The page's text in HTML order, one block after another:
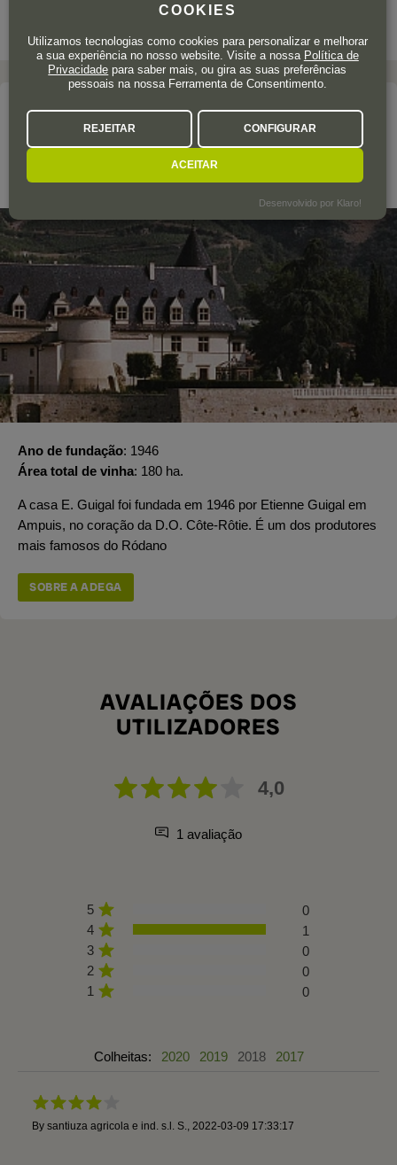
A adega
E. GUIGAL
Châteauneuf-du-Pape
Ano de fundação 1946
Área total de vinha 180 ha.
A casa E. Guigal foi fundada em 1946 por Etienne Guigal em
Ampuis, no coração da D.O. Côte-Rôtie. É um dos produtores
mais famosos do Ródano
SOBRE A ADEGA
AVALIAÇÕES DOS
UTILIZADORES
4,0
1 avaliação
5
0
4
1
3
0
2
0
1
0
Colheitas: 2020 2019 2018 2017
By santiuza agricola e ind. s.l. S. 2022-03-09 17:33:17
COOKIES
Utilizamos tecnologias como cookies para personalizar e melhorar
a sua experiência no nosso website. Visite a nossa Política de
Privacidade para saber mais, ou gira as suas preferências
pessoais na nossa Ferramenta de Consentimento.
REJEITAR CONFIGURAR
ACEITAR
Desenvolvido por Klaro!